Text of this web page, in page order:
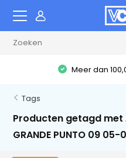
Meer dan
Tags
Producten getagd met
GRANDE PUNTO 09 05-